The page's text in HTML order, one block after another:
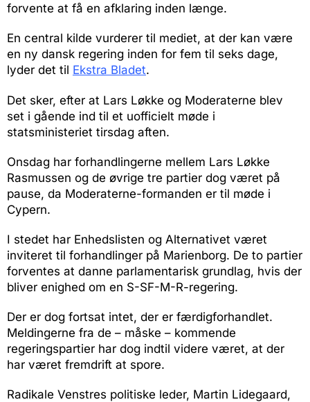
forvente at få en afklaring inden længe.
En central kilde vurderer til mediet, at der kan være
en ny dansk regering inden for fem til seks dage,
lyder det til Ekstra Bladet.
Det sker, efter at Lars Løkke og Moderaterne blev
set i gående ind til et uofficielt møde i
statsministeriet tirsdag aften.
Onsdag har forhandlingerne mellem Lars Løkke
Rasmussen og de øvrige tre partier dog været på
pause, da Moderaterne-formanden er til møde i
Cypern.
I stedet har Enhedslisten og Alternativet været
inviteret til forhandlinger på Marienborg. De to partier
forventes at danne parlamentarisk grundlag, hvis der
bliver enighed om en S-SF-M-R-regering.
Der er dog fortsat intet, der er færdigforhandlet.
Meldingerne fra de – måske – kommende
regeringspartier har dog indtil videre været, at der
har været fremdrift at spore.
Radikale Venstres politiske leder, Martin Lidegaard,